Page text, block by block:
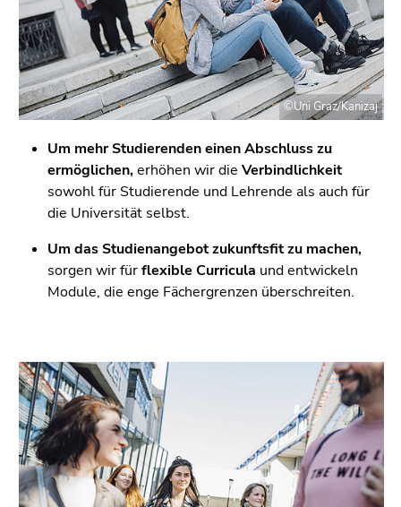
Um mehr Studierenden einen Abschluss zu
ermöglichen,erhöhen wir die Verbindlichkeit
sowohl für Studierende und Lehrende als auch für
die Universität selbst.
Um das Studienangebot zukunftsfit zu machen,
sorgen wir fürflexible Curricula und entwickeln
Module, die enge Fächergrenzen überschreiten.
©Uni Graz/Kanizaj